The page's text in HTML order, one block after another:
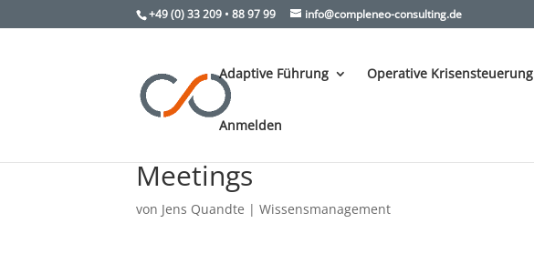
+49 (0) 33 209 • 88 97 99 info@compleneo-consulting.de
Adaptive Führung Operative Krisensteuerung
Anmelden
Meetings
von Jens Quandte |Wissensmanagement